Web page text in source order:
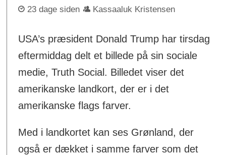
23 dage siden Kassaaluk Kristensen
USA’s præsident Donald Trump har tirsdag
eftermiddag delt et billede på sin sociale
medie, Truth Social. Billedet viser det
amerikanske landkort, der er i det
amerikanske flags farver.
Med i landkortet kan ses Grønland, der
også er dækket i samme farver som det